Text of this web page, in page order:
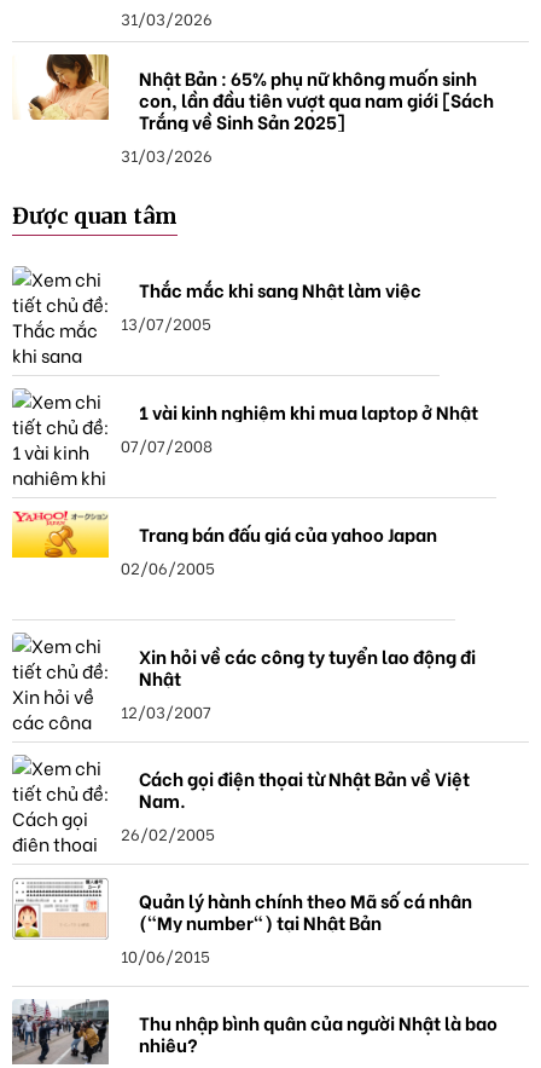
31/03/2026
Nhật Bản : 65% phụ nữ không muốn sinh
con, lần đầu tiên vượt qua nam giới [Sách
Trắng về Sinh Sản 2025]
31/03/2026
Được quan tâm
Thắc mắc khi sang Nhật làm việc
13/07/2005
1 vài kinh nghiệm khi mua laptop ở Nhật
07/07/2008
Trang bán đấu giá của yahoo Japan
02/06/2005
Xin hỏi về các công ty tuyển lao động đi
Nhật
12/03/2007
Cách gọi điện thọai từ Nhật Bản về Việt
Nam.
26/02/2005
Quản lý hành chính theo Mã số cá nhân
("My number") tại Nhật Bản
10/06/2015
Thu nhập bình quân của người Nhật là bao
nhiêu?